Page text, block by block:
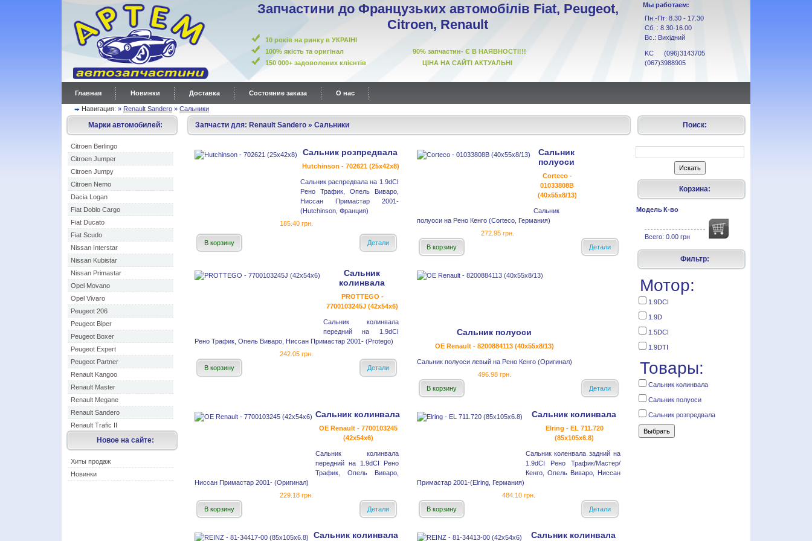
Запчастини до Французьких автомобілів Fiat, Peugeot,
Citroen, Renault
10 років на ринку в УКРАІНІ
100% якість та оригінал 90% запчастин- Є В НАЯВНОСТІ!!!
150 000+ задоволених клієнтів ЦІНА НА САЙТІ АКТУАЛЬНІ
Мы работаем:
Пн.-Пт: 8.30 - 17.30
Сб. : 8.30-16.00
Вс.: Вихідний
KC (096)3143705
(067)3988905
Главная Новинки Доставка Состояние заказа О нас
Навигация: » Renault Sandero » Сальники
Марки автомобилей:
Citroen Berlingo
Citroen Jumper
Citroen Jumpy
Citroen Nemo
Dacia Logan
Fiat Doblo Cargo
Fiat Ducato
Fiat Scudo
Nissan Interstar
Nissan Kubistar
Nissan Primastar
Opel Movano
Opel Vivaro
Peugeot 206
Peugeot Biper
Peugeot Boxer
Peugeot Expert
Peugeot Partner
Renault Kangoo
Renault Master
Renault Megane
Renault Sandero
Renault Trafic II
Новое на сайте:
Хиты продаж
Новинки
Запчасти для: Renault Sandero » Сальники
Сальник розпредвала
Hutchinson - 702621 (25x42x8)
Сальник распредвала на 1.9dCI
Рено Трафик, Опель Виваро,
Ниссан Примастар 2001-
(Hutchinson, Франция)
185.40 грн.
В корзину Детали
Сальник
полуоси
Corteco -
01033808B
(40x55x8/13)
Сальник
полуоси на Рено Кенго (Corteco, Германия)
272.95 грн.
В корзину
Детали
Сальник
колинвала
PROTTEGO -
7700103245J (42x54x6)
Сальник колинвала
передний на 1.9dCI
Рено Трафик, Опель Виваро, Ниссан Примастар 2001- (Protego)
242.05 грн.
В корзину
Детали
Сальник полуоси
OE Renault - 8200884113 (40x55x8/13)
Сальник полуоси левый на Рено Кенго (Оригинал)
496.98 грн.
В корзину
Детали
Сальник колинвала
OE Renault - 7700103245
(42x54x6)
Сальник колинвала
передний на 1.9dCI Рено
Трафик, Опель Виваро,
Ниссан Примастар 2001- (Оригинал)
229.18 грн.
В корзину
Детали
Сальник колинвала
Elring - EL 711.720
(85x105x6.8)
Сальник коленвала задний на
1.9dCI Рено Трафик/Мастер/
Кенго, Опель Виваро, Ниссан
Примастар 2001-(Elring, Германия)
484.10 грн.
В корзину
Детали
Сальник колинвала Сальник колинвала
Поиск:
Корзина:
МодельК-во
Всего: 0.00 грн
Фильтр:
Мотор:
1.9DCI
1.9D
1.5DCI
1.9DTI
Товары:
Сальник колинвала
Сальник полуоси
Сальник розпредвала